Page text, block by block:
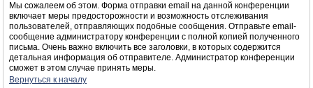
Мы сожалеем об этом. Форма отправки email на данной конференции
включает меры предосторожности и возможность отслеживания
пользователей, отправляющих подобные сообщения. Отправьте email-
сообщение администратору конференции с полной копией полученного
письма. Очень важно включить все заголовки, в которых содержится
детальная информация об отправителе. Администратор конференции
сможет в этом случае принять меры.
Вернуться к началу